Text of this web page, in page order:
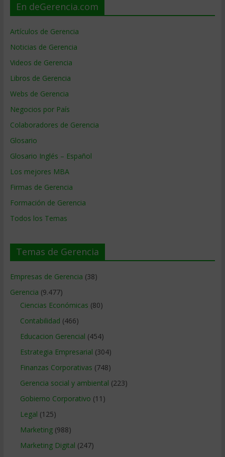
En deGerencia.com
Artículos de Gerencia
Noticias de Gerencia
Videos de Gerencia
Libros de Gerencia
Webs de Gerencia
Negocios por País
Colaboradores de Gerencia
Glosario
Glosario Inglés – Español
Los mejores MBA
Firmas de Gerencia
Formación de Gerencia
Todos los Temas
Temas de Gerencia
Empresas de Gerencia (38)
Gerencia (9.477)
Ciencias Económicas (80)
Contabilidad (466)
Educacion Gerencial (454)
Estrategia Empresarial (304)
Finanzas Corporativas (748)
Gerencia social y ambiental (223)
Gobierno Corporativo (11)
Legal (125)
Marketing(988)
Marketing Digital (247)